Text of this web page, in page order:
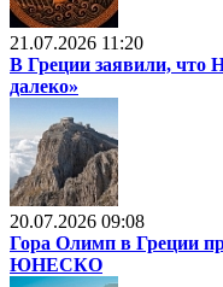
21.07.2026 11:20
В Греции заявили, что
далеко»
20.07.2026 09:08
Гора Олимп в Греции
ЮНЕСКО